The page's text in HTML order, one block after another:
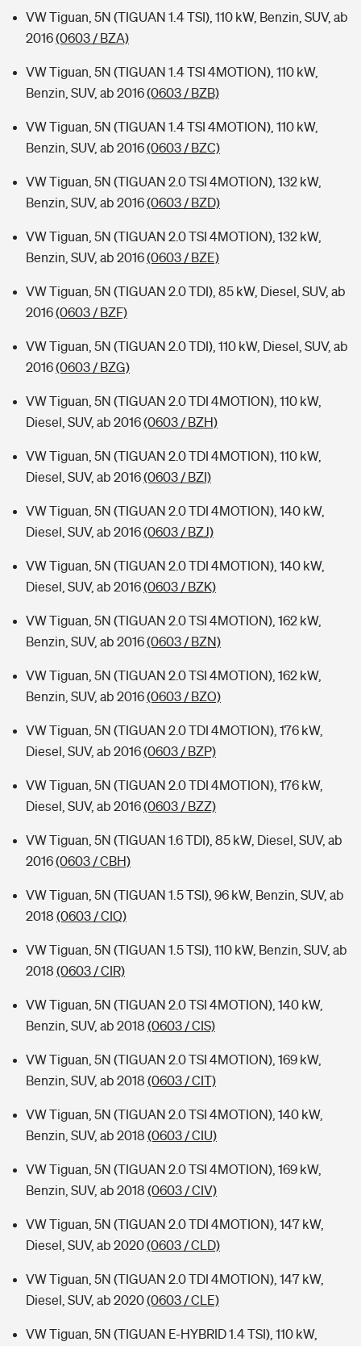
VW Tiguan, 5N (TIGUAN 1.4 TSI), 110 kW, Benzin, SUV, ab
2016(0603 / BZA)
VW Tiguan, 5N (TIGUAN 1.4 TSI 4MOTION), 110 kW,
Benzin, SUV, ab 2016(0603 / BZB)
VW Tiguan, 5N (TIGUAN 1.4 TSI 4MOTION), 110 kW,
Benzin, SUV, ab 2016(0603 / BZC)
VW Tiguan, 5N (TIGUAN 2.0 TSI 4MOTION), 132 kW,
Benzin, SUV, ab 2016(0603 / BZD)
VW Tiguan, 5N (TIGUAN 2.0 TSI 4MOTION), 132 kW,
Benzin, SUV, ab 2016(0603 / BZE)
VW Tiguan, 5N (TIGUAN 2.0 TDI), 85 kW, Diesel, SUV, ab
2016(0603 / BZF)
VW Tiguan, 5N (TIGUAN 2.0 TDI), 110 kW, Diesel, SUV, ab
2016(0603 / BZG)
VW Tiguan, 5N (TIGUAN 2.0 TDI 4MOTION), 110 kW,
Diesel, SUV, ab 2016(0603 / BZH)
VW Tiguan, 5N (TIGUAN 2.0 TDI 4MOTION), 110 kW,
Diesel, SUV, ab 2016(0603 / BZI)
VW Tiguan, 5N (TIGUAN 2.0 TDI 4MOTION), 140 kW,
Diesel, SUV, ab 2016(0603 / BZJ)
VW Tiguan, 5N (TIGUAN 2.0 TDI 4MOTION), 140 kW,
Diesel, SUV, ab 2016(0603 / BZK)
VW Tiguan, 5N (TIGUAN 2.0 TSI 4MOTION), 162 kW,
Benzin, SUV, ab 2016(0603 / BZN)
VW Tiguan, 5N (TIGUAN 2.0 TSI 4MOTION), 162 kW,
Benzin, SUV, ab 2016(0603 / BZO)
VW Tiguan, 5N (TIGUAN 2.0 TDI 4MOTION), 176 kW,
Diesel, SUV, ab 2016(0603 / BZP)
VW Tiguan, 5N (TIGUAN 2.0 TDI 4MOTION), 176 kW,
Diesel, SUV, ab 2016(0603 / BZZ)
VW Tiguan, 5N (TIGUAN 1.6 TDI), 85 kW, Diesel, SUV, ab
2016(0603 / CBH)
VW Tiguan, 5N (TIGUAN 1.5 TSI), 96 kW, Benzin, SUV, ab
2018 (0603 / CIQ)
VW Tiguan, 5N (TIGUAN 1.5 TSI), 110 kW, Benzin, SUV, ab
2018 (0603 / CIR)
VW Tiguan, 5N (TIGUAN 2.0 TSI 4MOTION), 140 kW,
Benzin, SUV, ab 2018 (0603 / CIS)
VW Tiguan, 5N (TIGUAN 2.0 TSI 4MOTION), 169 kW,
Benzin, SUV, ab 2018 (0603 / CIT)
VW Tiguan, 5N (TIGUAN 2.0 TSI 4MOTION), 140 kW,
Benzin, SUV, ab 2018 (0603 / CIU)
VW Tiguan, 5N (TIGUAN 2.0 TSI 4MOTION), 169 kW,
Benzin, SUV, ab 2018 (0603 / CIV)
VW Tiguan, 5N (TIGUAN 2.0 TDI 4MOTION), 147 kW,
Diesel, SUV, ab 2020(0603 / CLD)
VW Tiguan, 5N (TIGUAN 2.0 TDI 4MOTION), 147 kW,
Diesel, SUV, ab 2020(0603 / CLE)
VW Tiguan, 5N (TIGUAN E-HYBRID 1.4 TSI), 110 kW,